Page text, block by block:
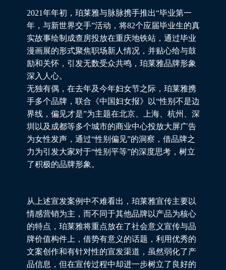
2021年年初，珀莱雅与脉脉携手推出“毕业第一
年，与新世界交手”活动，将82个应届毕业生的真
实故事绘制成查房投放在重庆地铁站，通过毕业
漫画展的形式聚焦职场新人情况，并贴心给与鼓
励和关怀，引发无数受众共鸣，珀莱雅品牌形象
深入人心。
无独有偶，在去年及今年妇女节之际，珀莱雅携
手多个品牌，联合《中国妇女报》以“性别不是边
界线，偏见才是”为主题在北京、上海、杭州、深
圳以及成都等多个城市的商业中心投放大屏广告
为女性发声，通过“性别偏见”的洞察，借品牌之
力为引发大家对于“性别平等”的深度思考，树立
了积极的品牌形象。
从上述宣发案例中不难看出，珀莱雅宣传主要以
情感营销为主，而不同于其他品牌以产品为核心
的特点，珀莱雅将重点放在了社会意义宣传与品
牌价值构件上，借势有意义的话题，利用优秀的
文案创作和有针对性的宣发渠道，虽然弱化了产
品信息，但在宣传过程中却进一步树立了良好的